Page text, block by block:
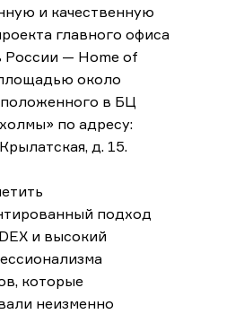
и качественную
главного офиса
России — Home of
около
в БЦ
по адресу:
д. 15.
подход
и высокий
которые
неизменно